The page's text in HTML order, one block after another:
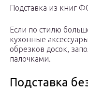
Подставка из книг
Если по стилю
кухонные
обрезков досок,
палочками.
Подставка